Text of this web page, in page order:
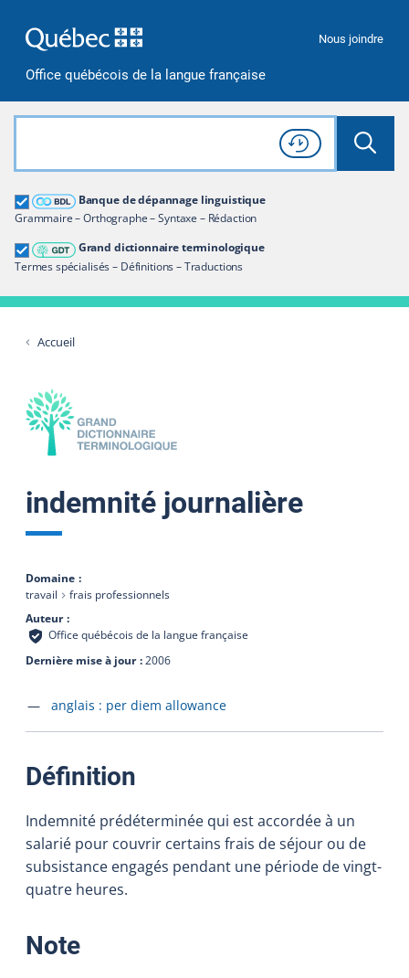
Office québécois de la langue française
Nous joindre
Rechercher dans tout le site
Lancer
Consulter l'
Historique
de recherche
Banque de dépannage linguistique
Grammaire – Orthographe – Syntaxe – Rédaction
Grand dictionnaire terminologique
Termes spécialisés – Définitions – Traductions
Grand dictionnaire terminologique
Restreindre aux termes
Accueil
indemnité journalière
Domaine
travail
frais professionnels
Auteur
Office québécois de la langue française
Dernière mise à jour 2006
Accéder à la fiche en
anglais : per diem allowance
Définition
Indemnité prédéterminée qui est accordée à un
salarié pour couvrir certains frais de séjour ou de
subsistance engagés pendant une période de vingt-
quatre heures.
Note: